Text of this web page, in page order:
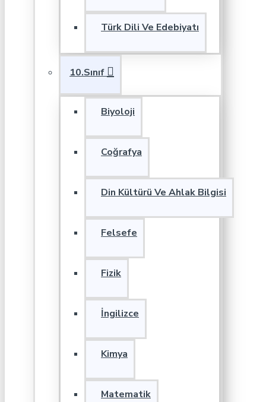
Türk Dili Ve Edebiyatı
10.Sınıf
Biyoloji
Coğrafya
Din Kültürü Ve Ahlak Bilgisi
Felsefe
Fizik
İngilizce
Kimya
Matematik